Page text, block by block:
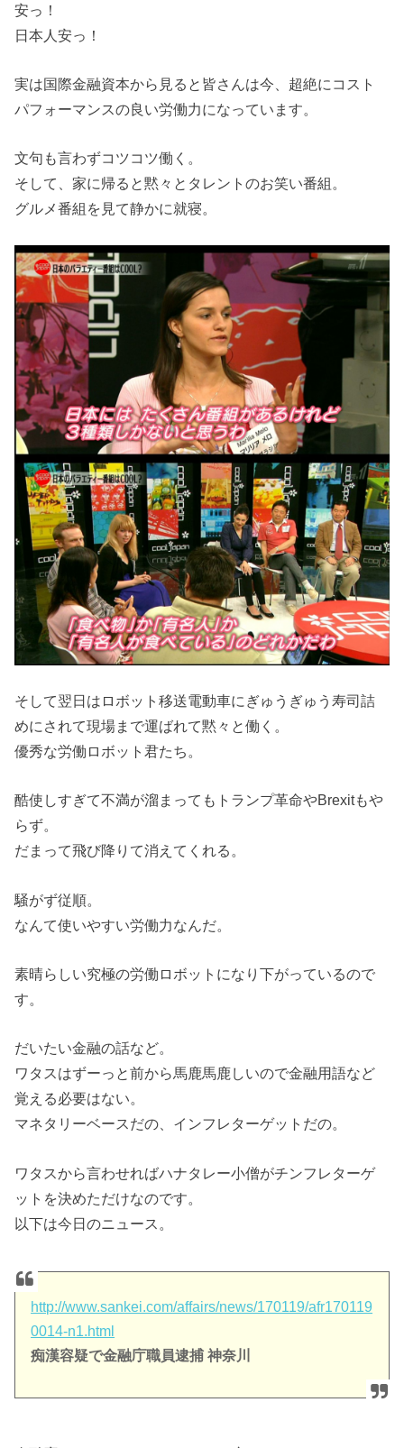
安っ！
日本人安っ！
実は国際金融資本から見ると皆さんは今、超絶にコスト
パフォーマンスの良い労働力になっています。
文句も言わずコツコツ働く。
そして、家に帰ると黙々とタレントのお笑い番組。
グルメ番組を見て静かに就寝。
そして翌日はロボット移送電動車にぎゅうぎゅう寿司詰
めにされて現場まで運ばれて黙々と働く。
優秀な労働ロボット君たち。
酷使しすぎて不満が溜まってもトランプ革命やBrexitもや
らず。
だまって飛び降りて消えてくれる。
騒がず従順。
なんて使いやすい労働力なんだ。
素晴らしい究極の労働ロボットになり下がっているので
す。
だいたい金融の話など。
ワタスはずーっと前から馬鹿馬鹿しいので金融用語など
覚える必要はない。
マネタリーベースだの、インフレターゲットだの。
ワタスから言わせればハナタレー小僧がチンフレターゲ
ットを決めただけなのです。
以下は今日のニュース。
http://www.sankei.com/affairs/news/170119/afr170119
0014-n1.html
痴漢容疑で金融庁職員逮捕 神奈川